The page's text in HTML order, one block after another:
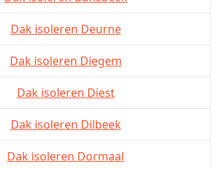
Dak isoleren Deurne
Dak isoleren Diegem
Dak isoleren Diest
Dak isoleren Dilbeek
Dak isoleren Dormaal